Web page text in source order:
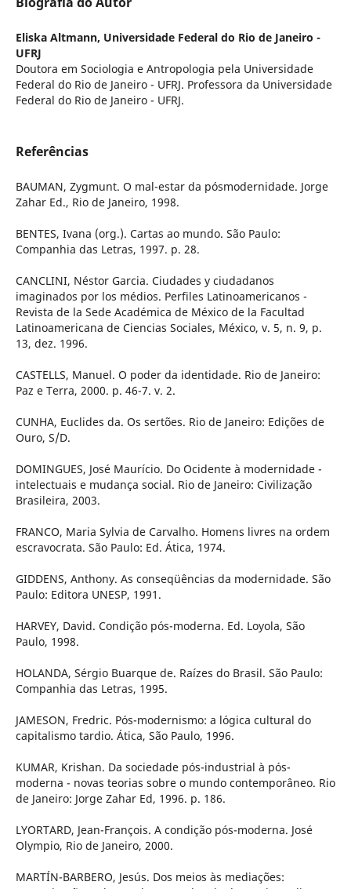
Eliska Altmann, Universidade Federal do Rio de Janeiro -
UFRJ
Doutora em Sociologia e Antropologia pela Universidade
Federal do Rio de Janeiro - UFRJ. Professora da Universidade
Federal do Rio de Janeiro - UFRJ.
Referências
BAUMAN, Zygmunt. O mal-estar da pósmodernidade. Jorge
Zahar Ed., Rio de Janeiro, 1998.
BENTES, Ivana (org.). Cartas ao mundo. São Paulo:
Companhia das Letras, 1997. p. 28.
CANCLINI, Néstor Garcia. Ciudades y ciudadanos
imaginados por los médios. Perfiles Latinoamericanos -
Revista de la Sede Académica de México de la Facultad
Latinoamericana de Ciencias Sociales, México, v. 5, n. 9, p.
13, dez. 1996.
CASTELLS, Manuel. O poder da identidade. Rio de Janeiro:
Paz e Terra, 2000. p. 46-7. v. 2.
CUNHA, Euclides da. Os sertões. Rio de Janeiro: Edições de
Ouro, S/D.
DOMINGUES, José Maurício. Do Ocidente à modernidade -
intelectuais e mudança social. Rio de Janeiro: Civilização
Brasileira, 2003.
FRANCO, Maria Sylvia de Carvalho. Homens livres na ordem
escravocrata. São Paulo: Ed. Ática, 1974.
GIDDENS, Anthony. As conseqüências da modernidade. São
Paulo: Editora UNESP, 1991.
HARVEY, David. Condição pós-moderna. Ed. Loyola, São
Paulo, 1998.
HOLANDA, Sérgio Buarque de. Raízes do Brasil. São Paulo:
Companhia das Letras, 1995.
JAMESON, Fredric. Pós-modernismo: a lógica cultural do
capitalismo tardio. Ática, São Paulo, 1996.
KUMAR, Krishan. Da sociedade pós-industrial à pós-
moderna - novas teorias sobre o mundo contemporâneo. Rio
de Janeiro: Jorge Zahar Ed, 1996. p. 186.
LYORTARD, Jean-François. A condição pós-moderna. José
Olympio, Rio de Janeiro, 2000.
MARTÍN-BARBERO, Jesús. Dos meios às mediações: